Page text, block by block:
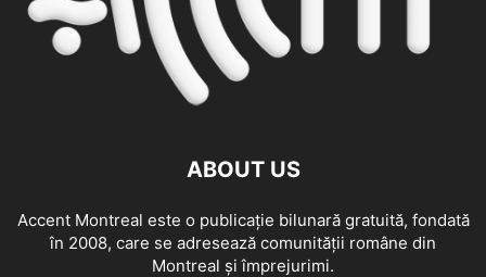
ABOUT US
Accent Montreal este o publicație bilunară gratuită, fondată
în 2008, care se adresează comunităţii române din
Montreal şi împrejurimi.